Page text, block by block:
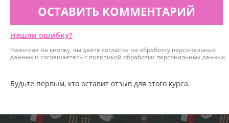
ОСТАВИТЬ КОММЕНТАРИЙ
Нашли ошибку?
Нажимая на кнопку, вы даёте согласие на обработку персональных
данных и соглашаетесь с политикой обработки персональных данных.
Будьте первым, кто оставит отзыв для этого курса.